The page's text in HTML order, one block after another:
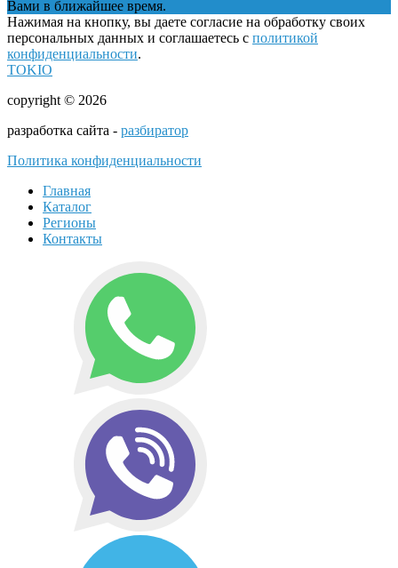
Вами в ближайшее время.
Нажимая на кнопку, вы даете согласие на обработку своих
персональных данных и соглашаетесь с политикой
конфиденциальности.
TOKIO
copyright © 2026
разработка сайта - разбиратор
Политика конфиденциальности
Главная
Каталог
Регионы
Контакты